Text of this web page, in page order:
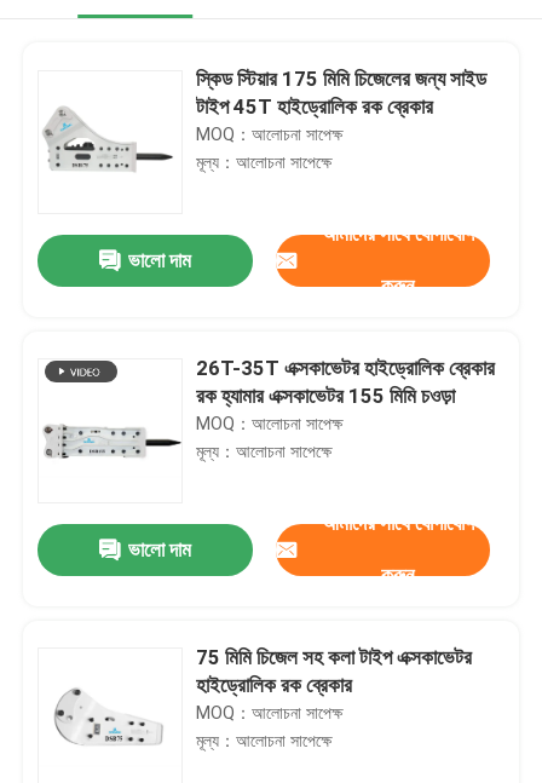
স্কিড স্টিয়ার 175 মিমি চিজেলের জন্য সাইড
টাইপ 45T হাইড্রোলিক রক ব্রেকার
MOQ：আলোচনা সাপেক্ষ
মূল্য：আলোচনা সাপেক্ষে
ভালো দাম
আমাদের সাথে যোগাযোগ
করুন
26T-35T এক্সকাভেটর হাইড্রোলিক ব্রেকার
রক হ্যামার এক্সকাভেটর 155 মিমি চওড়া
MOQ：আলোচনা সাপেক্ষ
মূল্য：আলোচনা সাপেক্ষে
ভালো দাম
আমাদের সাথে যোগাযোগ
করুন
75 মিমি চিজেল সহ কলা টাইপ এক্সকাভেটর
হাইড্রোলিক রক ব্রেকার
MOQ：আলোচনা সাপেক্ষ
মূল্য：আলোচনা সাপেক্ষে